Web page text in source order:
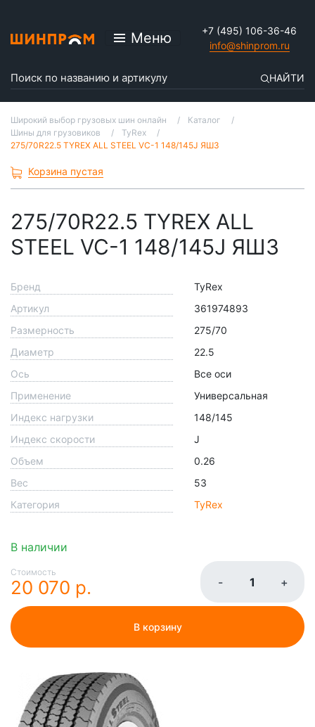
Меню
+7 (495) 106-36-46
info@shinprom.ru
НАЙТИ
Широкий выбор грузовых шин онлайн
Каталог
Шины для грузовиков
TyRex
275/70R22.5 TYREX ALL STEEL VC-1 148/145J ЯШЗ
Корзина пустая
275/70R22.5 TYREX ALL
STEEL VC-1 148/145J ЯШЗ
Бренд
TyRex
Артикул
361974893
Размерность
275/70
Диаметр
22.5
Ось
Все оси
Применение
Универсальная
Индекс нагрузки
148/145
Индекс скорости
J
Объем
0.26
Вес
53
Категория
TyRex
В наличии
Стоимость
20 070 р. - +
В корзину